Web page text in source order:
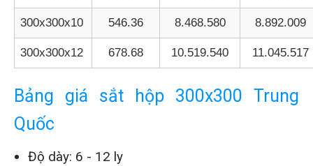
300x300x10 546.36 8.468.580 8.892.009
300x300x12 678.68 10.519.540 11.045.517
Bảng giá sắt hộp 300x300 Trung
Quốc
Độ dày: 6 - 12 ly